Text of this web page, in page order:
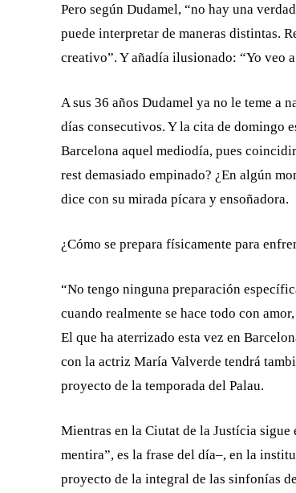
Pero según Dudamel, “no hay una
puede interpretar de maneras distintas.
creativo”. Y añadía ilusionado: “Yo veo
A sus 36 años Dudamel ya no le teme a
días consecutivos. Y la cita de domingo
Barcelona aquel mediodía, pues
rest demasiado empinado? ¿En algún
dice con su mirada pícara y ensoñadora.
¿Cómo se prepara físicamente para
“No tengo ninguna preparación
cuando realmente se hace todo con
El que ha aterrizado esta vez en
con la actriz María Valverde tendrá
proyecto de la temporada del ­Palau.
Mientras en la Ciutat de la Justícia sigue
mentira”, es la frase del día–, en la
proyecto de la integral de las sinfonías